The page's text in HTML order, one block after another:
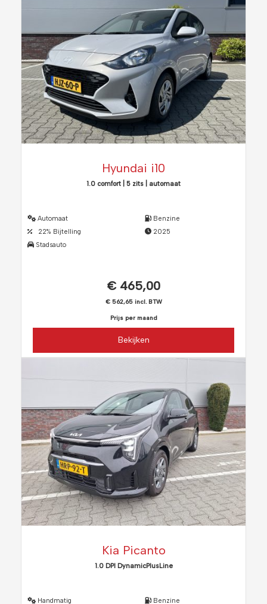
Hyundai i10
1.0 comfort | 5 zits | automaat
Automaat
22% Bijtelling
Stadsauto
Benzine
2025
€ 465,00
€ 562,65 incl. BTW
Prijs per maand
Bekijken
Kia Picanto
1.0 DPI DynamicPlusLine
Handmatig Benzine